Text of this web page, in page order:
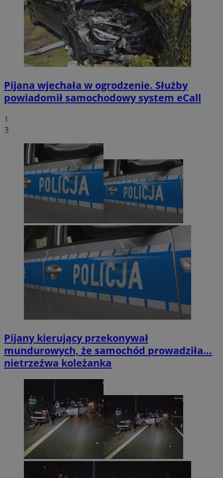
Pijana wjechała w ogrodzenie. Służby
powiadomił samochodowy system eCall
1
3
Pijany kierujący przekonywał
mundurowych, że samochód prowadziła...
nietrzeźwa koleżanka